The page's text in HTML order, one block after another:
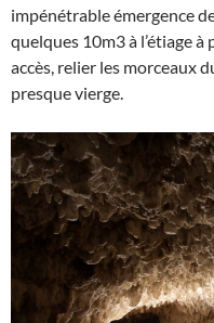
impénétrable émergence
quelques 10m3 à l’étiage
accès, relier les morceaux
presque vierge.